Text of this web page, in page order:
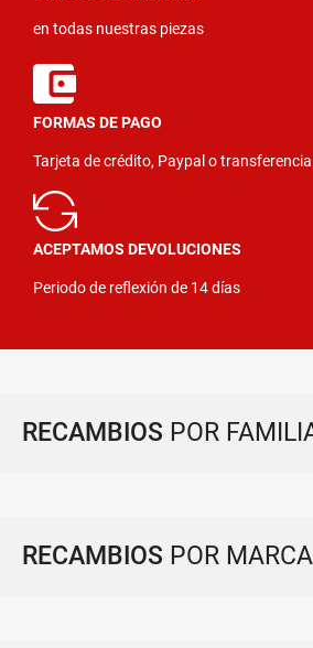
en todas nuestras piezas
FORMAS DE PAGO
Tarjeta de crédito, Paypal o
ACEPTAMOS DEVOLUCIONES
Periodo de reflexión de 14 días
RECAMBIOS POR
RECAMBIOS POR MARCA